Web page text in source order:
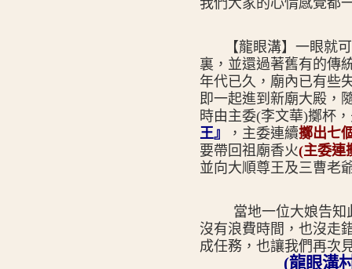
我們大家的心情感覺都
【龍眼溝】一眼就
裏，並還過著舊有的傳
年代已久，廟內已有些
即一起進到新廟大殿，
時由主委(李文華)擲杯
王』
，主委連續擲出七
要帶回祖廟香火(主委連
並向大順尊王及三曹老
當地一位大娘告知
沒有浪費時間，也沒走
成任務，也讓我們再次
(龍眼溝